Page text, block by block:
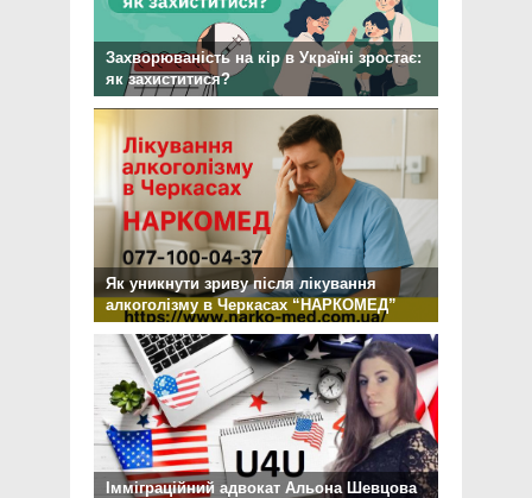
Захворюваність на кір в Україні зростає:
як захиститися?
Як уникнути зриву після лікування
алкоголізму в Черкасах “НАРКОМЕД”
Імміграційний адвокат Альона Шевцова